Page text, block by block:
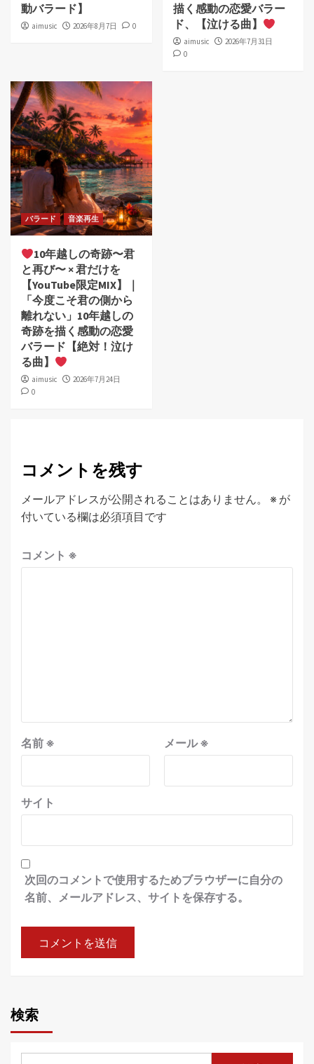
動バラード】
aimusic 2026年8月7日 0
描く感動の恋愛バラー
ド、【泣ける曲】
aimusic
2026年7月31日
0
バラード 音楽再生
10年越しの奇跡〜君
と再び〜 × 君だけを
【YouTube限定MIX】｜
「今度こそ君の側から
離れない」10年越しの
奇跡を描く感動の恋愛
バラード【絶対！泣け
る曲】
aimusic
2026年7月24日
0
コメントを残す
メールアドレスが公開されることはありません。 ※ が
付いている欄は必須項目です
コメント ※
名前 ※ メール※
サイト
次回のコメントで使用するためブラウザーに自分の
名前、メールアドレス、サイトを保存する。
検索